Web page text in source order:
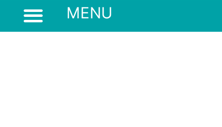
MENU